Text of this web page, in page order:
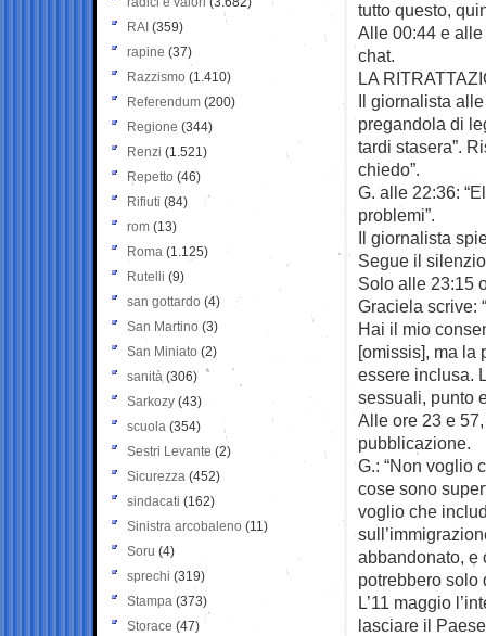
tutto questo,
Alle 00:44 e
chat.
LA
Il giornalista
pregandola di
tardi stasera”.
chiedo”.
G. alle 22:36:
problemi”.
Il giornalista
Segue il
Solo alle 23:15
Graciela scrive:
Hai il mio
[omissis], ma la
essere inclusa.
sessuali, punto
Alle ore 23 e
pubblicazione.
G.: “Non voglio
cose sono
voglio che
abbandonato, e
potrebbero solo
L’11 maggio
lasciare il
RAI (359)
rapine (37)
Razzismo (1.410)
Referendum (200)
Regione (344)
Renzi (1.521)
Repetto (46)
Rifiuti (84)
rom (13)
Roma (1.125)
Rutelli (9)
san gottardo (4)
San Martino (3)
San Miniato (2)
sanità (306)
Sarkozy (43)
scuola (354)
Sestri Levante (2)
Sicurezza (452)
sindacati (162)
Sinistra arcobaleno (11)
Soru (4)
sprechi (319)
Stampa (373)
Storace (47)